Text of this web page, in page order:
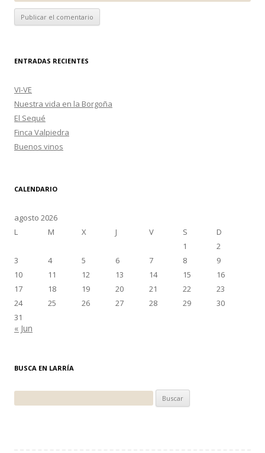
ENTRADAS RECIENTES
VI-VE
Nuestra vida en la Borgoña
El Sequé
Finca Valpiedra
Buenos vinos
CALENDARIO
agosto 2026
L
M X J V S
D
1
2
3
4 5 6 7 8
9
10
11 12 13 14 15
16
17
18 19 20 21 22
23
24
25 26 27 28 29
30
31
« Jun
BUSCA EN LARRÍA